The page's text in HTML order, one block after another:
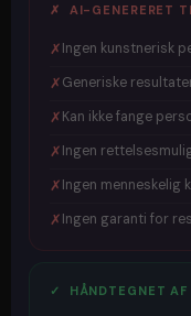
✗ AI-GENERERET
✗Ingen kunstnerisk
✗Generiske
✗Kan ikke fange
✗Ingen
✗Ingen menneskelig
✗Ingen garanti for
✓ HÅNDTEGNET AF